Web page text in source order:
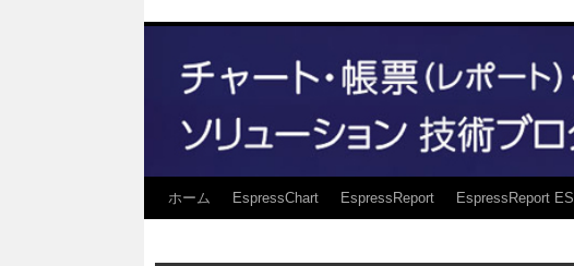
ホーム EspressChart EspressReport EspressReport ES